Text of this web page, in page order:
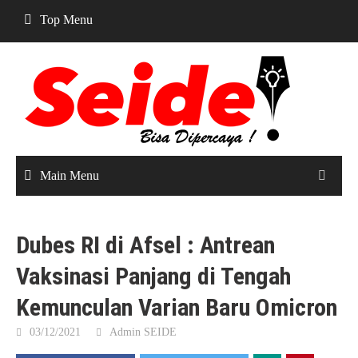
content
Top Menu
Main Menu
Dubes RI di Afsel : Antrean
Vaksinasi Panjang di Tengah
Kemunculan Varian Baru Omicron
03/12/2021 Admin SEIDE